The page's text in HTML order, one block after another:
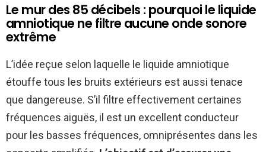
Le mur des 85 décibels : pourquoi le liquide
amniotique ne filtre aucune onde sonore
extrême
L’idée reçue selon laquelle le liquide amniotique
étouffe tous les bruits extérieurs est aussi tenace
que dangereuse. S’il filtre effectivement certaines
fréquences aiguës, il est un excellent conducteur
pour les basses fréquences, omniprésentes dans les